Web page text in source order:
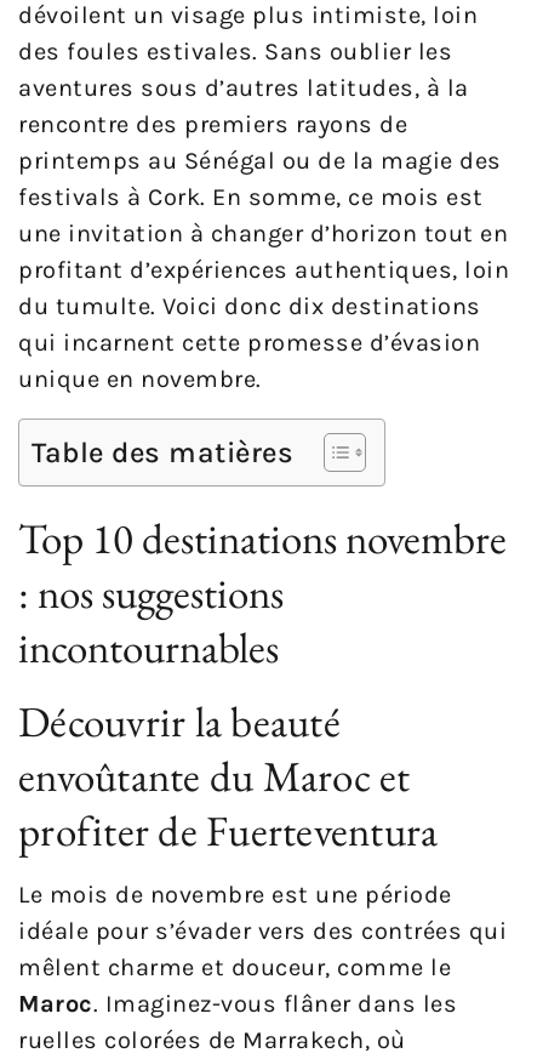
dévoilent un visage plus intimiste, loin
des foules estivales. Sans oublier les
aventures sous d’autres latitudes, à la
rencontre des premiers rayons de
printemps au Sénégal ou de la magie des
festivals à Cork. En somme, ce mois est
une invitation à changer d’horizon tout en
profitant d’expériences authentiques, loin
du tumulte. Voici donc dix destinations
qui incarnent cette promesse d’évasion
unique en novembre.
Table des matières
Top 10 destinations novembre
: nos suggestions
incontournables
Découvrir la beauté
envoûtante du Maroc et
profiter de Fuerteventura
Le mois de novembre est une période
idéale pour s’évader vers des contrées qui
mêlent charme et douceur, comme le
Maroc. Imaginez-vous flâner dans les
ruelles colorées de Marrakech, où